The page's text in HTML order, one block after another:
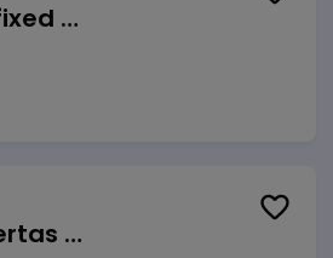
Talent Development Project Manager (fixed term - 1.5 years)
Veiklos užtikrinimo ir atitikties vyr. ekspertas (-ė) (Radviliškis) (Radviliškis, LT)